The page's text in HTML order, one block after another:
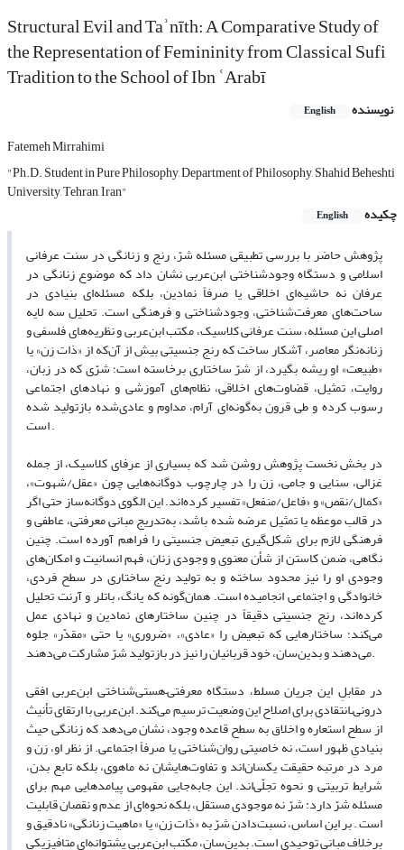
Structural Evil and Taʾnīth: A Comparative Study of
the Representation of Femininity from Classical Sufi
Tradition to the School of Ibn ʿArabī
نویسنده English
Fatemeh Mirrahimi
"Ph.D. Student in Pure Philosophy, Department of Philosophy, Shahid Beheshti
University, Tehran, Iran"
چکیده
English
پژوهش حاضر با بررسی تطبیقی مسئله شرّ، رنج و زنانگی در سنت عرفانی
اسلامی و دستگاه وجودشناختی ابن‌عربی نشان داد که موضوع زنانگی در
عرفان نه حاشیه‌ای اخلاقی یا صرفاً نمادین، بلکه مسئله‌ای بنیادی در
ساحت‌های معرفت‌شناختی، وجودشناختی و فرهنگی است. تحلیل سه لایه
اصلی این مسئله، سنت عرفانی کلاسیک، مکتب ابن‌عربی و نظریه‌های فلسفی و
زنانه‌نگر معاصر، آشکار ساخت که رنج جنسیتی بیش از آن‌که از «ذات زن» یا
«طبیعت» او ریشه بگیرد، از شرّ ساختاری برخاسته است؛ شرّی که در زبان،
روایت، تمثیل، قضاوت‌های اخلاقی، نظام‌های آموزشی و نهادهای اجتماعی
رسوب کرده و طی قرون به‌گونه‌ای آرام، مداوم و عادی‌شده بازتولید شده
است .
در بخش نخست پژوهش روشن شد که بسیاری از عرفای کلاسیک، از جمله
غزالی، سنایی و جامی، زن را در چارچوب دوگانه‌هایی چون «عقل/شهوت»،
«کمال/نقص» و «فاعل/منفعل» تفسیر کرده‌اند. این الگوی دوگانه‌ساز حتی اگر
در قالب موعظه یا تمثیل عرضه شده باشد، به‌تدریج مبانی معرفتی، عاطفی و
فرهنگی لازم برای شکل‌گیری تبعیض جنسیتی را فراهم آورده است. چنین
نگاهی، ضمن کاستن از شأن معنوی و وجودی زنان، فهم انسانیت و امکان‌های
وجودی او را نیز محدود ساخته و به تولید رنج ساختاری در سطح فردی،
خانوادگی و اجتماعی انجامیده است. همان‌گونه که یانگ، باتلر و آرنت تحلیل
کرده‌اند، رنج جنسیتی دقیقاً در چنین ساختارهای نمادین و نهادی عمل
می‌کند؛ ساختارهایی که تبعیض را «عادی»، «ضروری» یا حتی «مقدّر» جلوه
می‌دهند و بدین‌سان، خود قربانیان را نیز در بازتولید شرّ مشارکت می‌دهند.
در مقابلِ این جریان مسلط، دستگاه معرفتی–هستی‌شناختی ابن‌عربی افقی
درونی‌ـ‌انتقادی برای اصلاح این وضعیت ترسیم می‌کند. ابن‌عربی با ارتقای تأنیث
از سطح استعاره و اخلاق به سطح قاعده وجود، نشان می‌دهد که زنانگی حیث
بنیادیِ ظهور است، نه خاصیتی روان‌شناختی یا صرفاً اجتماعی. از نظر او، زن و
مرد در مرتبه حقیقت یکسان‌اند و تفاوت‌هایشان نه ماهوی، بلکه تابع بدن،
شرایط تربیتی و نحوه تجلّی‌اند. این جابه‌جایی مفهومی پیامدهایی مهم برای
مسئله شرّ دارد: شرّ نه موجودی مستقل، بلکه نحوه‌ای از عدم و نقصان قابلیت
است . بر این اساس، نسبت‌دادن شرّ به «ذات زن» یا «ماهیت زنانگی» نادقیق و
برخلاف مبانی توحیدی است. بدین‌سان، مکتب ابن‌عربی پشتوانه‌ای متافیزیکی